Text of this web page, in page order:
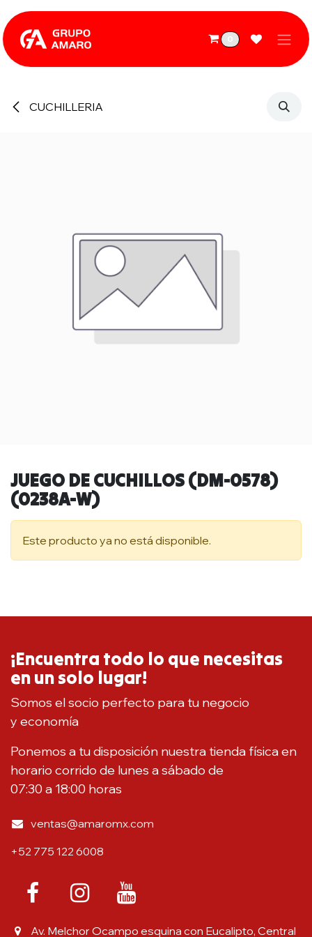
Ir al contenido
0
CUCHILLERIA
JUEGO DE CUCHILLOS (DM-0578)
(0238A-W)
Este producto ya no está disponible.
¡Encuentra todo lo que necesitas
en un solo lugar!
Somos el socio perfecto para tu negocio
y economía
Ponemos a tu disposición nuestra tienda física en
horario corrido de lunes a sábado de
07:30 a 18:00 horas
ventas@amaromx.com
+52 775 122 6008
Av. Melchor Ocampo esquina con Eucalipto, Central